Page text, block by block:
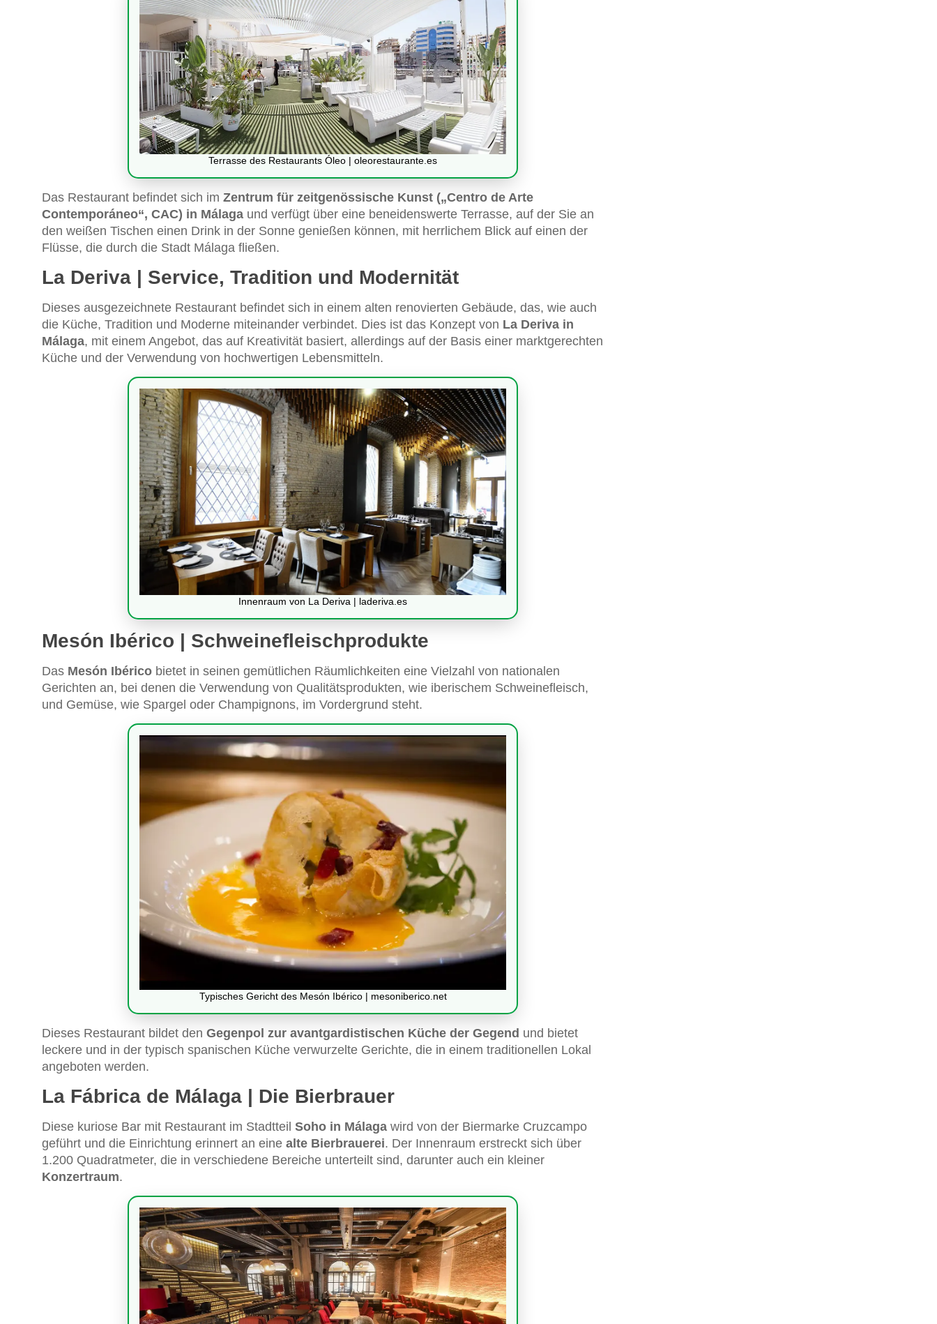
Terrasse des Restaurants Óleo | oleorestaurante.es
Das Restaurant befindet sich im Zentrum für zeitgenössische Kunst („Centro de Arte
Contemporáneo“, CAC) in Málaga und verfügt über eine beneidenswerte Terrasse, auf der Sie an
den weißen Tischen einen Drink in der Sonne genießen können, mit herrlichem Blick auf einen der
Flüsse, die durch die Stadt Málaga fließen.
La Deriva | Service, Tradition und Modernität
Dieses ausgezeichnete Restaurant befindet sich in einem alten renovierten Gebäude, das, wie auch
die Küche, Tradition und Moderne miteinander verbindet. Dies ist das Konzept von La Deriva in
Málaga, mit einem Angebot, das auf Kreativität basiert, allerdings auf der Basis einer marktgerechten
Küche und der Verwendung von hochwertigen Lebensmitteln.
Innenraum von La Deriva | laderiva.es
Mesón Ibérico | Schweinefleischprodukte
Das Mesón Ibérico bietet in seinen gemütlichen Räumlichkeiten eine Vielzahl von nationalen
Gerichten an, bei denen die Verwendung von Qualitätsprodukten, wie iberischem Schweinefleisch,
und Gemüse, wie Spargel oder Champignons, im Vordergrund steht.
Typisches Gericht des Mesón Ibérico | mesoniberico.net
Dieses Restaurant bildet den Gegenpol zur avantgardistischen Küche der Gegend und bietet
leckere und in der typisch spanischen Küche verwurzelte Gerichte, die in einem traditionellen Lokal
angeboten werden.
La Fábrica de Málaga | Die Bierbrauer
Diese kuriose Bar mit Restaurant im Stadtteil Soho in Málaga wird von der Biermarke Cruzcampo
geführt und die Einrichtung erinnert an eine alte Bierbrauerei. Der Innenraum erstreckt sich über
1.200 Quadratmeter, die in verschiedene Bereiche unterteilt sind, darunter auch ein kleiner
Konzertraum.